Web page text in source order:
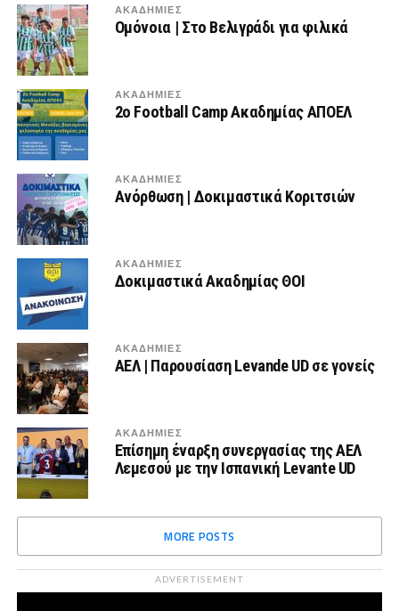
ΑΚΑΔΗΜΙΕΣ
Ομόνοια | Στο Βελιγράδι για φιλικά
ΑΚΑΔΗΜΙΕΣ
2ο Football Camp Ακαδημίας ΑΠΟΕΛ
ΑΚΑΔΗΜΙΕΣ
Ανόρθωση | Δοκιμαστικά Κοριτσιών
ΑΚΑΔΗΜΙΕΣ
Δοκιμαστικά Ακαδημίας ΘΟΙ
ΑΚΑΔΗΜΙΕΣ
ΑΕΛ | Παρουσίαση Levande UD σε γονείς
ΑΚΑΔΗΜΙΕΣ
Επίσημη έναρξη συνεργασίας της ΑΕΛ
Λεμεσού με την Ισπανική Levante UD
MORE POSTS
ADVERTISEMENT